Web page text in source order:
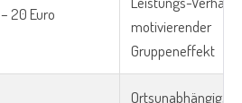
20 Euro
motivierender
Gruppeneffekt
Ortsunabhängig,